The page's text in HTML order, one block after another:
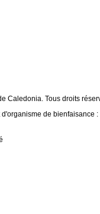
Caledonia. Tous droits
de bienfaisance